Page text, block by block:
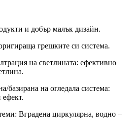
и добър малък дизайн.
грешките си система.
на светлината: ефективно
базирана на огледала система:
ефект.
Вградена циркулярна, водно –